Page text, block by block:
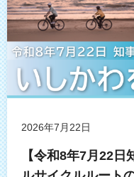
2026年7月22日
【令和8年7月22